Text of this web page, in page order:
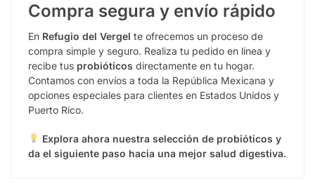
Compra segura y envío rápido
En Refugio del Vergel te ofrecemos un proceso de
compra simple y seguro. Realiza tu pedido en línea y
recibe tus probióticos directamente en tu hogar.
Contamos con envíos a toda la República Mexicana y
opciones especiales para clientes en Estados Unidos y
Puerto Rico.
Explora ahora nuestra selección de probióticos y
da el siguiente paso hacia una mejor salud digestiva.